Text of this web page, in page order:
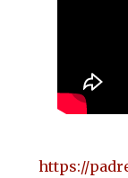
https://